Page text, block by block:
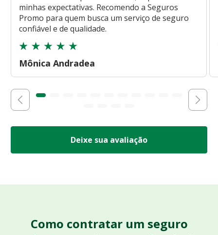
minhas expectativas. Recomendo a Seguros
Promo para quem busca um serviço de seguro
confiável e de qualidade.
Mônica Andradea
Deixe sua avaliação
Como contratar um seguro